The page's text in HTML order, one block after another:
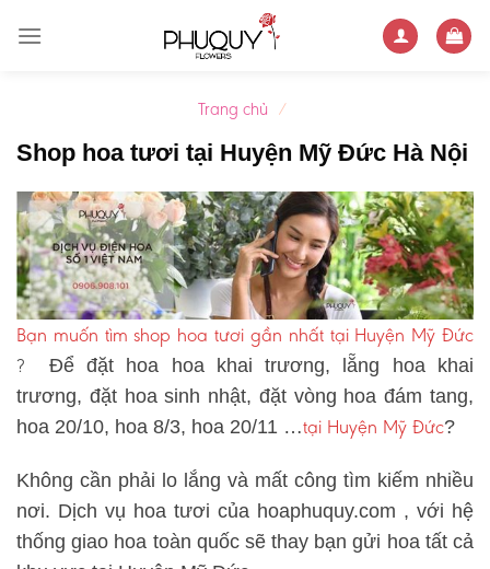
Trang chủ /
Shop hoa tươi tại Huyện Mỹ Đức Hà Nội
Bạn muốn tìm shop hoa tươi gần nhất tại Huyện Mỹ Đức
? Để đặt hoa hoa khai trương, lẵng hoa khai
trương, đặt hoa sinh nhật, đặt vòng hoa đám tang,
hoa 20/10, hoa 8/3, hoa 20/11 …tại Huyện Mỹ Đức?
Không cần phải lo lắng và mất công tìm kiếm nhiều
nơi. Dịch vụ hoa tươi của hoaphuquy.com , với hệ
thống giao hoa toàn quốc sẽ thay bạn gửi hoa tất cả